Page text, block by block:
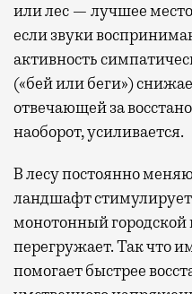
или лес — лучшее
если звуки
активность
(«бей или беги»)
отвечающей за
наоборот, усиливается.
В лесу постоянно
ландшафт стимулирует
монотонный
перегружает. Так что
помогает быстрее